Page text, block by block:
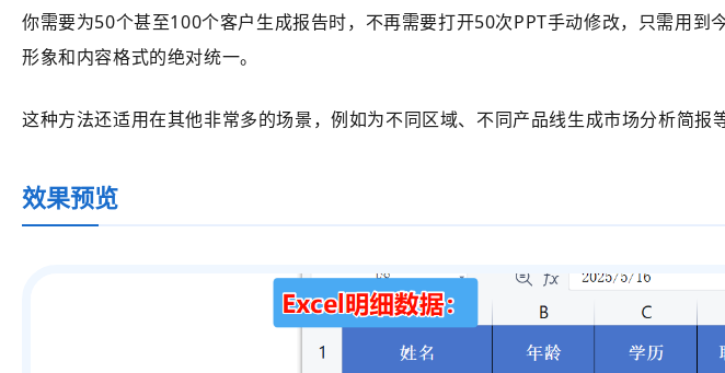
你需要为50个甚至100个客户生成报告时，不再需要打开50次PPT手动修改，只需用
形象和内容格式的绝对统一。
这种方法还适用在其他非常多的场景，例如为不同区域、不同产品线生成市场分析简
效果预览